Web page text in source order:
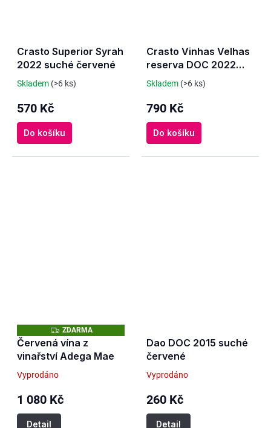
Crasto Superior Syrah
2022 suché červené
Skladem (>6 ks)
570 Kč
Do košíku
Crasto Vinhas Velhas
reserva DOC 2022
suché červené
Skladem (>6 ks)
790 Kč
Do košíku
Z
D
A
R
ZDARMA
Červená vína z
vinařství Adega Mae
Vyprodáno
1 080 Kč
Detail
Dao DOC 2015 suché
červené
Vyprodáno
260 Kč
Detail